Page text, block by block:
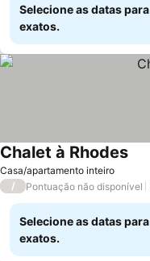
Selecione as datas
exatos.
Casa/apartamento inteiro
Chalet à Rhodes
/ Pontuação não disponível
Selecione as datas
exatos.